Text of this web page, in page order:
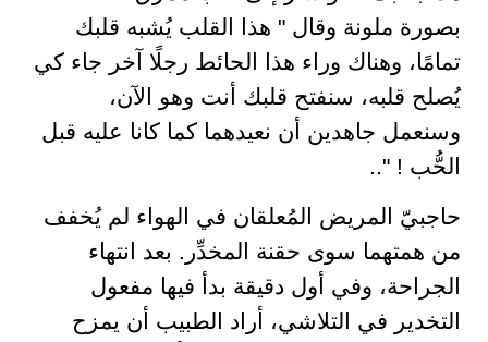
بصورة ملونة وقال " هذا القلب يُشبه قلبك
تمامًا، وهناك وراء هذا الحائط رجلًا آخر جاء كي
يُصلح قلبه، سنفتح قلبك أنت وهو الآن،
وسنعمل جاهدين أن نعيدهما كما كانا عليه قبل
الحُّب ! "..
حاجبيّ المريض المُعلقان في الهواء لم يُخفف
من همتهما سوى حقنة المخدِّر. بعد انتهاء
الجراحة، وفي أول دقيقة بدأ فيها مفعول
التخدير في التلاشي، أراد الطبيب أن يمزح